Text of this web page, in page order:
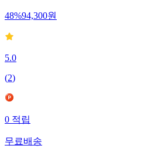
48%94,300원
5.0
(2)
0 적립
무료배송